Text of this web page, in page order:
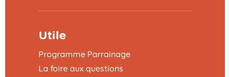
Utile
Programme Parrainage
La foire aux questions